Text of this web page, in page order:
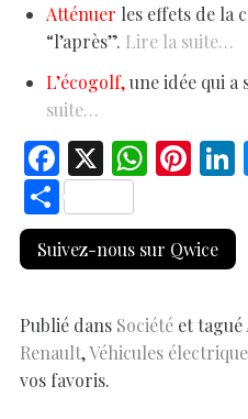
Atténuer les effets de la
“l’après”. Lire la suite…
L’écogolf,une idée qui a
suite…
F
ac
e
b
o
k
X W
at
s
p
p
Pi
er
es
k
e
S
h
ar
Suivez-nous sur Qwice
Publié dans Société et tagué
Renault,Véhicules
vos favoris.